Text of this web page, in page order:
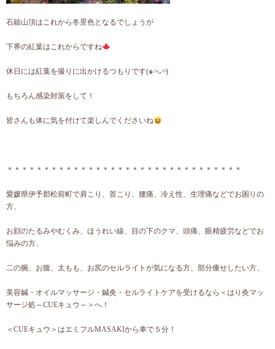
石鎚山頂はこれから冬景色となるでしょうが
下界の紅葉はこれからですね
休日には紅葉を撮りに出かけるつもりです(๑˃̵ᴗ˂̵)
もちろん感染対策をして！
皆さんも体に気を付けて楽しんでくださいね
＊＊＊＊＊＊＊＊＊＊＊＊＊＊＊＊＊＊＊＊＊＊＊＊＊＊＊＊＊＊＊＊
愛媛県伊予郡松前町で肩こり、首こり、腰痛、冷え性、生理痛などでお困りの
方、
お顔のたるみやむくみ、ほうれい線、目の下のクマ、頭痛、眼精疲労などでお
悩みの方、
二の腕、お腹、太もも、お尻のセルライトが気になる方、部分痩せしたい方、
美容鍼・オイルマッサージ・鍼灸・セルライトケアを受けるなら＜はり灸マッ
サージ処～CUEキュウ～＞へ！
＜CUEキュウ＞はエミフルMASAKIから車で５分！